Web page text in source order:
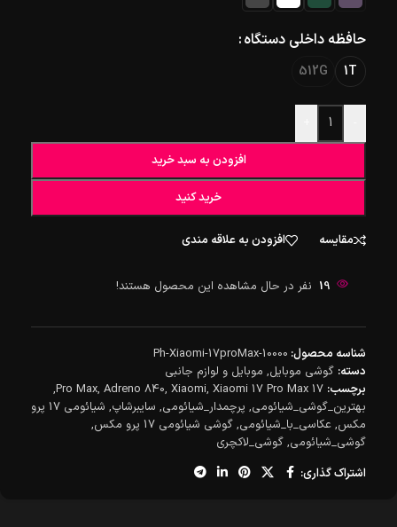
حافظه داخلی دستگاه
1T
512G
افزودن به سبد خرید
خرید کنید
مقایسه افزودن به علاقه مندی
19 نفر در حال مشاهده این محصول هستند!
شناسه محصول: Ph-Xiaomi-17proMax-10000
دسته: گوشی موبایل, موبایل و لوازم جانبی
برچسب: 17 Pro Max
, Adreno 840, Xiaomi, Xiaomi 17 Pro Max
,
بهترین_گوشی_شیائومی, پرچمدار_شیائومی, سایبرشاپ,
شیائومی 17 پرو
مکس, عکاسی_با_شیائومی, گوشی شیائومی 17 پرو مکس
,
گوشی_شیائومی, گوشی_لاکچری
اشتراک گذاری: